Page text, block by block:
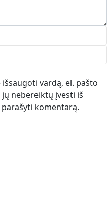
vardą, el. pašto
nebereiktų įvesti iš
komentarą.